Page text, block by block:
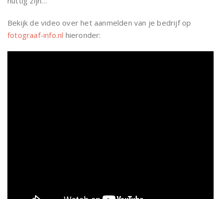
Bekijk de video over het aanmelden van je bedrijf op
fotograaf-info.nl hieronder: